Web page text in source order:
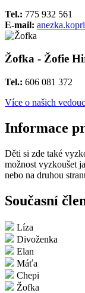
Tel.: 775 932 561
E-mail:
Žofka - Žofie
Tel.: 606 081 372
Více o našich
Informace
Děti si zde také
možnost vyzkoušet
nebo na druhou
Současní
Líza
Divoženka
Elan
Máťa
Chepi
Žofka